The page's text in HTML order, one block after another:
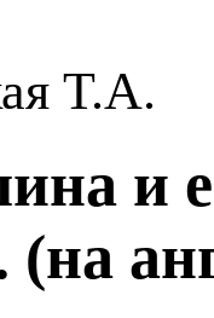
Т.А.
и